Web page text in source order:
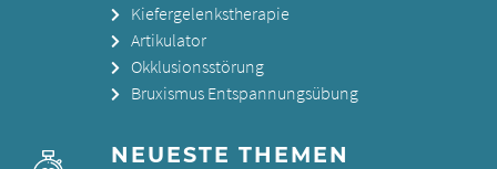
Kiefergelenkstherapie
Artikulator
Okklusionsstörung
Bruxismus Entspannungsübung
NEUESTE THEMEN